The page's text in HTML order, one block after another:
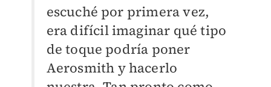
escuché por primera vez,
era difícil imaginar qué tipo
de toque podría poner
Aerosmith y hacerlo